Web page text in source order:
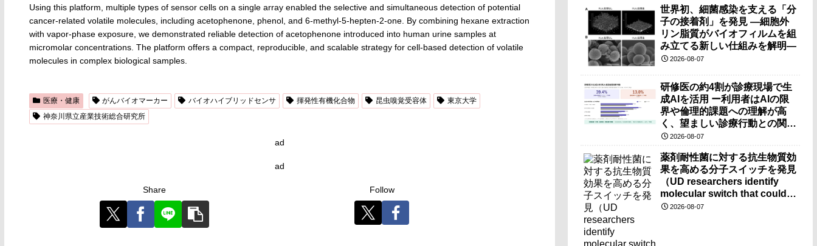
Using this platform, multiple types of sensor cells on a single array enabled the selective and simultaneous detection of potential
cancer-related volatile molecules, including acetophenone, phenol, and 6-methyl-5-hepten-2-one. By combining hexane extraction
with vapor-phase exposure, we demonstrated reliable detection of acetophenone introduced into human urine samples at
micromolar concentrations. The platform offers a compact, reproducible, and scalable strategy for cell-based detection of volatile
molecules in complex biological samples.
医療・健康 がんバイオマーカー バイオハイブリッドセンサ 揮発性有機化合物 昆虫嗅覚受容体
東京大学
神奈川県立産業技術総合研究所
ad
ad
Share Follow
世界初、細菌感染を支える「分
子の接着剤」を発見 ―細胞外
リン脂質がバイオフィルムを組
み立てる新しい仕組みを解明―
2026-08-07
研修医の約4割が診療現場で生
成AIを活用 ー利用者はAIの限
界や倫理的課題への理解が高
く、望ましい診療行動との関連
も確認ー
2026-08-07
薬剤耐性菌に対する抗生物質効
果を高める分子スイッチを発見
（UD researchers identify
molecular switch that could
make antibiotics more
2026-08-07